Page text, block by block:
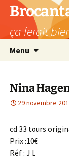
Aller
contenu
ça ferait
Menu
Nina
29 novembre
cd 33 tours
Prix :10€
Réf : J L